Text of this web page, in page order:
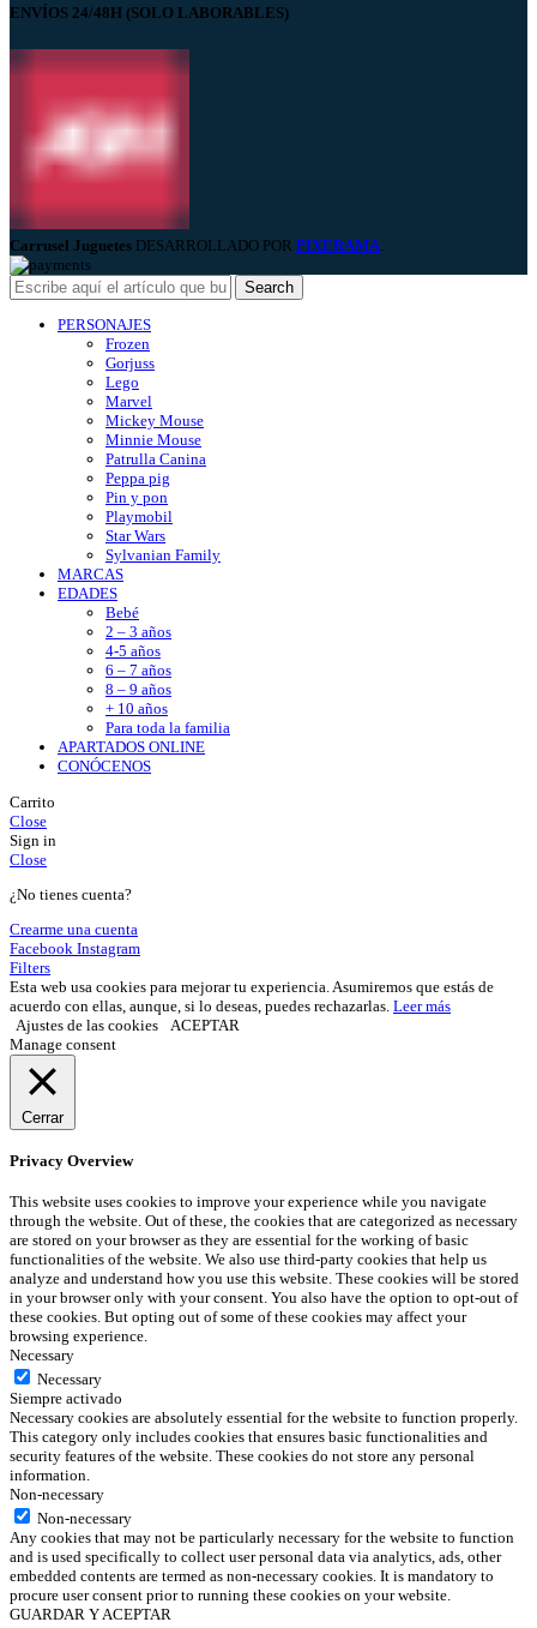
ENVÍOS 24/48H (SOLO LABORABLES)
Carrusel Juguetes DESARROLLADO POR PIXERAMA.
Search
PERSONAJES
Frozen
Gorjuss
Lego
Marvel
Mickey Mouse
Minnie Mouse
Patrulla Canina
Peppa pig
Pin y pon
Playmobil
Star Wars
Sylvanian Family
MARCAS
EDADES
Bebé
2 – 3 años
4-5 años
6 – 7 años
8 – 9 años
+ 10 años
Para toda la familia
APARTADOS ONLINE
CONÓCENOS
Carrito
Close
Sign in
Close
¿No tienes cuenta?
Crearme una cuenta
Facebook Instagram
Filters
Esta web usa cookies para mejorar tu experiencia. Asumiremos que estás de
acuerdo con ellas, aunque, si lo deseas, puedes rechazarlas. Leer más
Ajustes de las cookies
ACEPTAR
Manage consent
Cerrar
Privacy Overview
This website uses cookies to improve your experience while you navigate
through the website. Out of these, the cookies that are categorized as necessary
are stored on your browser as they are essential for the working of basic
functionalities of the website. We also use third-party cookies that help us
analyze and understand how you use this website. These cookies will be stored
in your browser only with your consent. You also have the option to opt-out of
these cookies. But opting out of some of these cookies may affect your
browsing experience.
Necessary
Necessary
Siempre activado
Necessary cookies are absolutely essential for the website to function properly.
This category only includes cookies that ensures basic functionalities and
security features of the website. These cookies do not store any personal
information.
Non-necessary
Non-necessary
Any cookies that may not be particularly necessary for the website to function
and is used specifically to collect user personal data via analytics, ads, other
embedded contents are termed as non-necessary cookies. It is mandatory to
procure user consent prior to running these cookies on your website.
GUARDAR Y ACEPTAR